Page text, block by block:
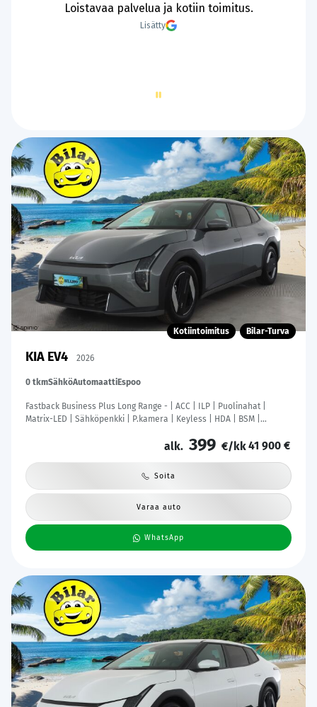
Hyvää ja sujuvaa kaupantekoa.
Lisätty
Kotiintoimitus Bilar-Turva
KIA EV4 2026
0 tkmSähköAutomaattiEspoo
Fastback Business Plus Long Range - | ACC | ILP | Puolinahat |
Matrix-LED | Sähköpenkki | P.kamera | Keyless | HDA | BSM |
alk. 399 €/kk41 900 €
Soita
Varaa auto
WhatsApp